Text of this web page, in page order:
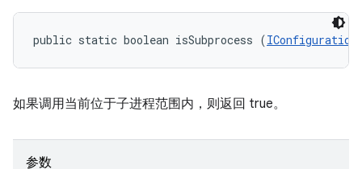
public static boolean isSubprocess (IConfiguration
如果调用当前位于子进程范围内，则返回 true。
参数